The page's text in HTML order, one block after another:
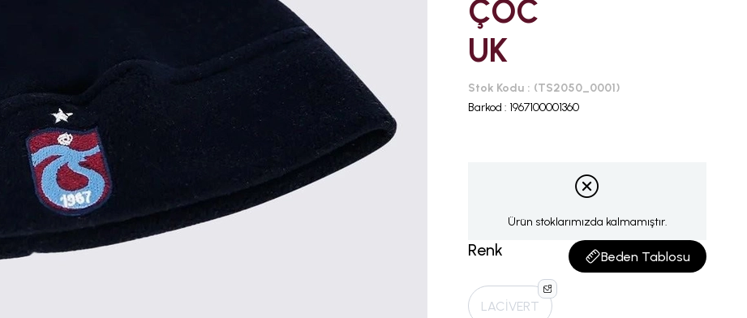
ÇOC
UK
Stok Kodu
(TS2050_0001)
Barkod : 1967100001360
Ürün stoklarımızda kalmamıştır.
Renk Beden Tablosu
LACİVERT